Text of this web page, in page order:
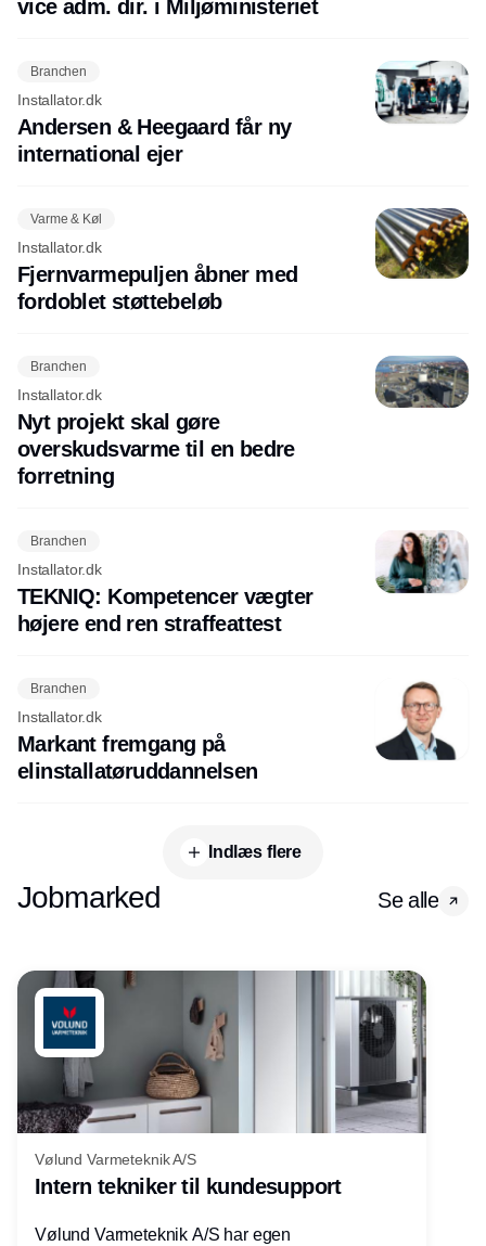
vice adm. dir. i Miljøministeriet
Branchen
Installator.dk
Andersen & Heegaard får ny
international ejer
Varme & Køl
Installator.dk
Fjernvarmepuljen åbner med
fordoblet støttebeløb
Branchen
Installator.dk
Nyt projekt skal gøre
overskudsvarme til en bedre
forretning
Branchen
Installator.dk
TEKNIQ: Kompetencer vægter
højere end ren straffeattest
Branchen
Installator.dk
Markant fremgang på
elinstallatøruddannelsen
Indlæs flere
Jobmarked Se alle
Vølund Varmeteknik A/S
Intern tekniker til kundesupport
Vølund Varmeteknik A/S har egen